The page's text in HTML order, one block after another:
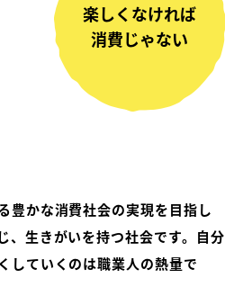
楽しくなければ
消費じゃない
豊かな消費社会の実現を目指し
、生きがいを持つ社会です。自分
していくのは職業人の熱量で